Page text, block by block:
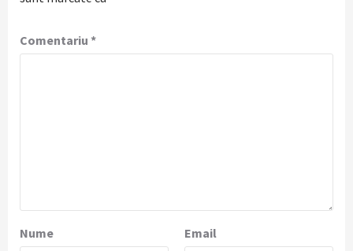
Comentariu *
Nume Email